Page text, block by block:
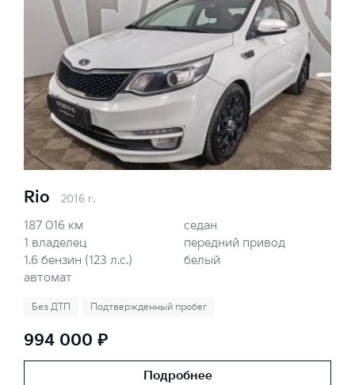
Rio 2016 г.
187 016 км
1 владелец
1.6 бензин (123 л.с.)
автомат
седан
передний привод
белый
Без ДТП Подтвержденный пробег
994 000 ₽
Подробнее